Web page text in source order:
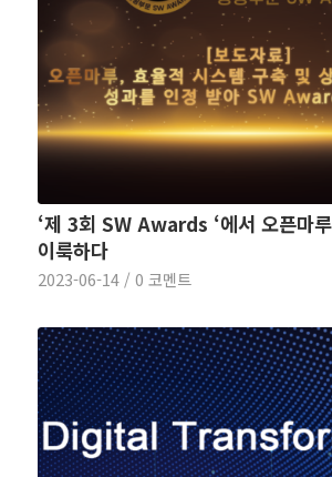
‘제 3회 SW Awards ‘에서 오픈마
이룩하다
2023-06-14 / 0 코멘트